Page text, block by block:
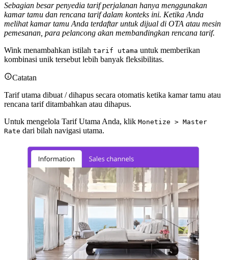
Sebagian besar penyedia tarif perjalanan hanya menggunakan
kamar tamu dan rencana tarif dalam konteks ini. Ketika Anda
melihat kamar tamu Anda terdaftar untuk dijual di OTA atau mesin
pemesanan, para pelancong akan membandingkan rencana tarif.
Wink menambahkan istilah tarif utama untuk memberikan
kombinasi unik tersebut lebih banyak fleksibilitas.
Catatan
Tarif utama dibuat / dihapus secara otomatis ketika kamar tamu atau
rencana tarif ditambahkan atau dihapus.
Untuk mengelola Tarif Utama Anda, klik Monetize > Master
Rate dari bilah navigasi utama.